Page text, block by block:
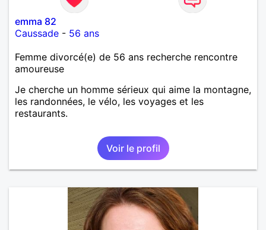
emma 82
Caussade - 56 ans
Femme divorcé(e) de 56 ans recherche rencontre
amoureuse
Je cherche un homme sérieux qui aime la montagne,
les randonnées, le vélo, les voyages et les
restaurants.
Voir le profil